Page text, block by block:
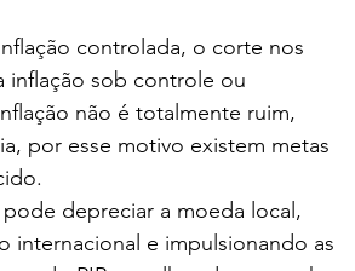
controlada, o corte nos
inflação sob controle ou
não é totalmente ruim,
por esse motivo existem metas
depreciar a moeda local,
internacional e impulsionando as